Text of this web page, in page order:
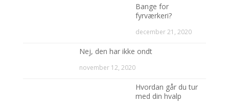
Bange for
fyrværkeri?
december 21, 2020
Nej, den har ikke ondt
november 12, 2020
Hvordan går du tur
med din hvalp